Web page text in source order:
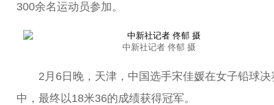
300余名运动员参加。
中新社记者 佟郁 摄
2月6日晚，天津，中国选手宋佳媛在女子铅球决
中，最终以18米36的成绩获得冠军。